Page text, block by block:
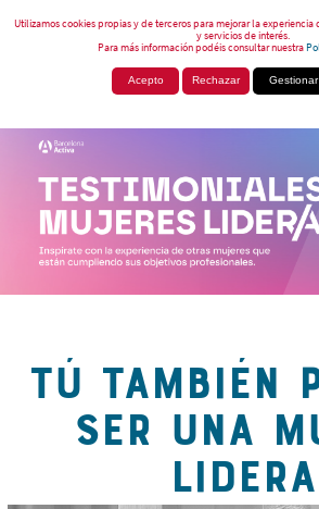
Utilizamos cookies propias y de terceros para mejorar la
y servicios de interés.
Para más información podéis consultar nuestra
Acepto Rechazar
TÚ TAMBIÉN
SER UNA
LIDERA